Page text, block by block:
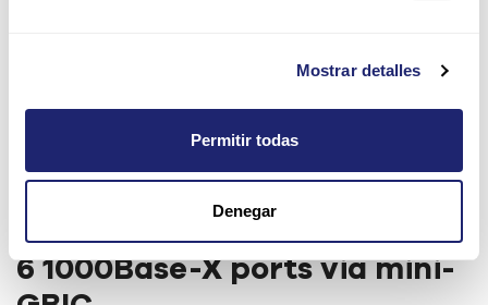
Mostrar detalles
Permitir todas
Denegar
Enterasys Network
Expansion Module (NEM) con
6 1000Base-X ports via mini-